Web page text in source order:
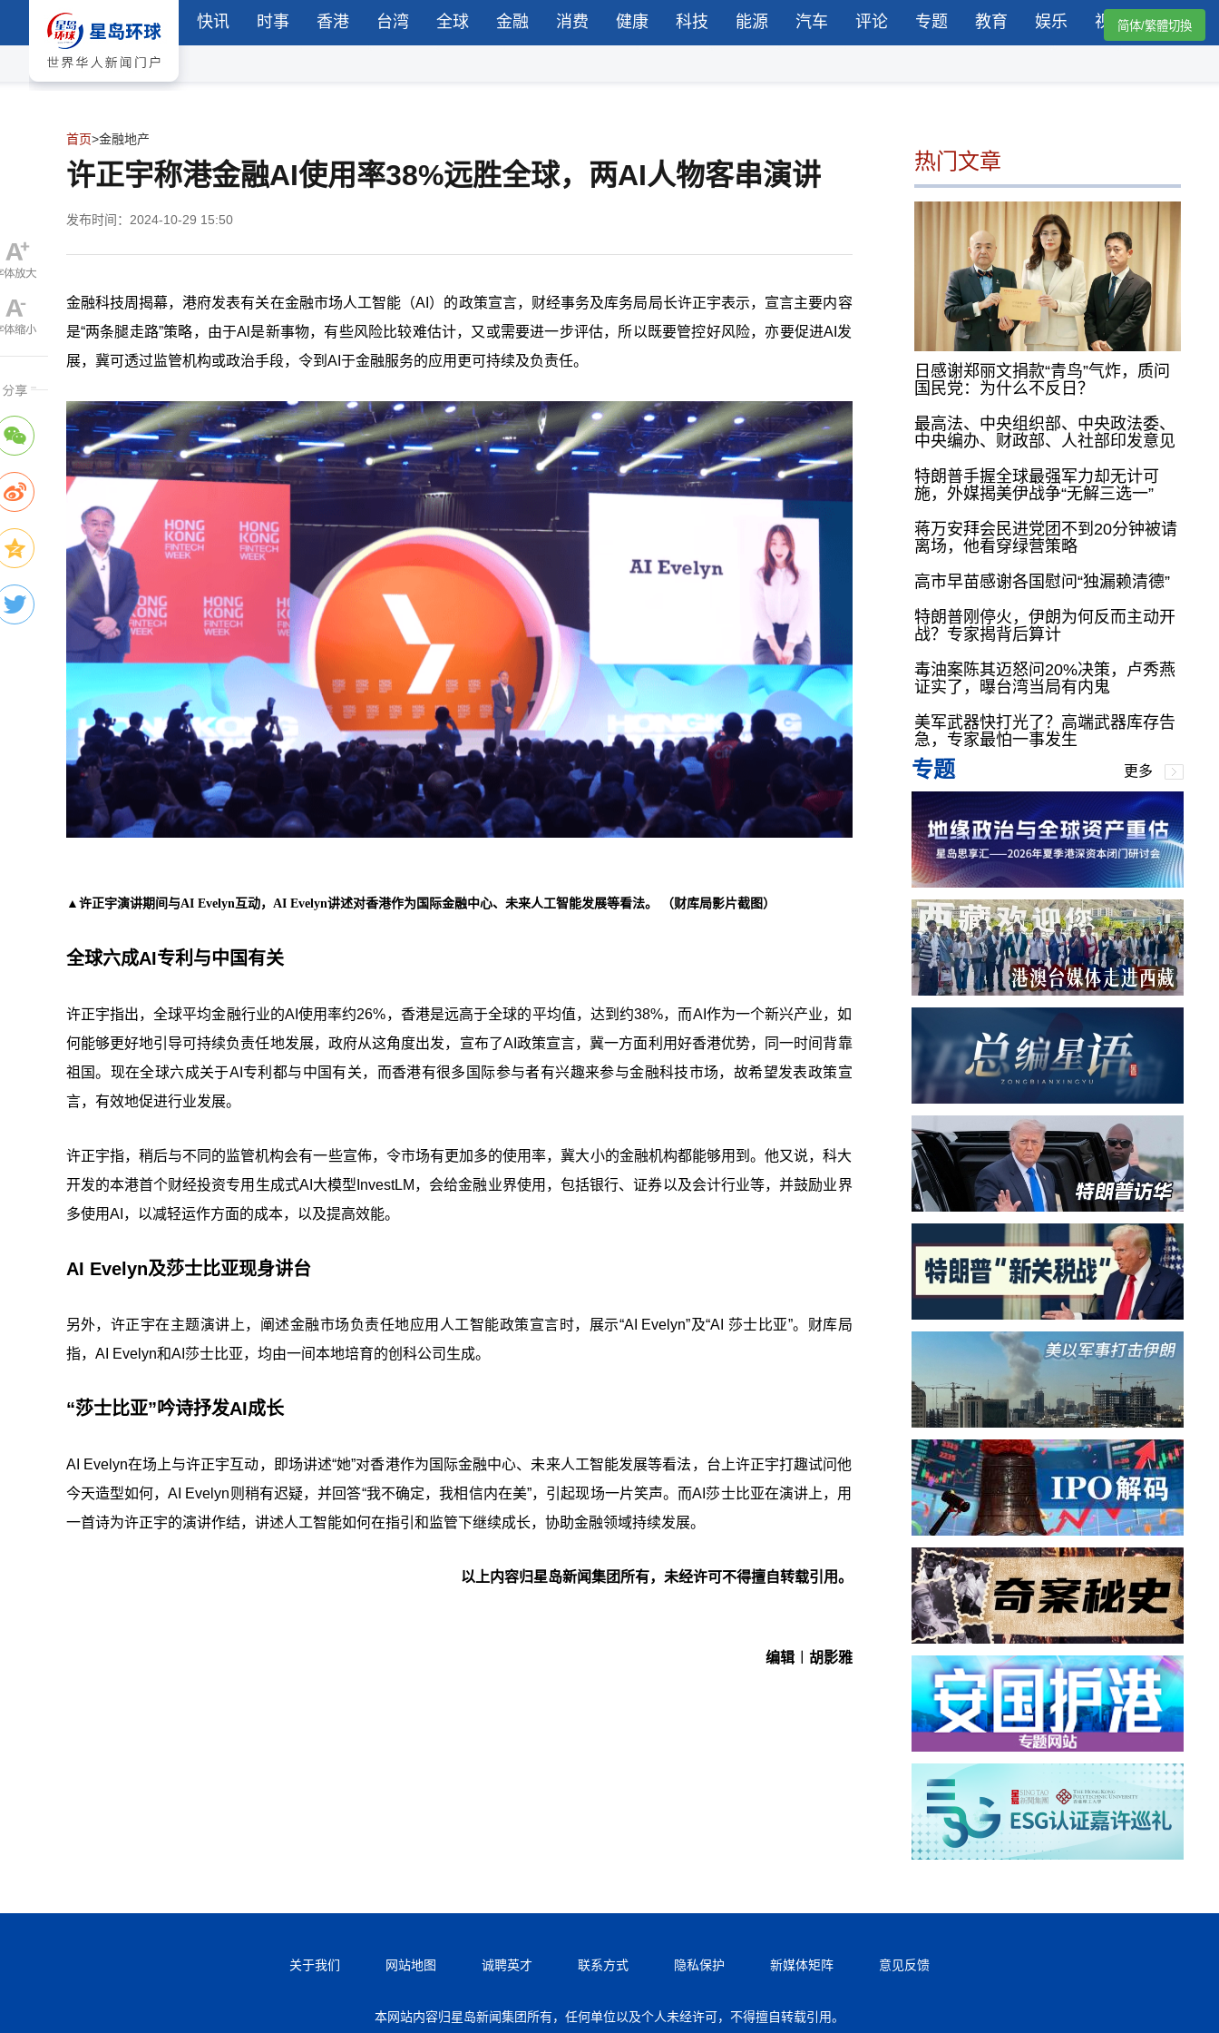
快讯 时事 香港 台湾 全球 金融 消费 健康 科技 能源 汽车 评论 专题 教育 娱乐 视频简体/繁體切換
首页>金融地产
许正宇称港金融AI使用率38%远胜全球，两AI人物客串演讲
发布时间：2024-10-29 15:50
金融科技周揭幕，港府发表有关在金融市场人工智能（AI）的政策宣言，财经事务及库务局局长许正宇表示，宣言主要内容
是“两条腿走路”策略，由于Al是新事物，有些风险比较难估计，又或需要进一步评估，所以既要管控好风险，亦要促进AI发
展，冀可透过监管机构或政治手段，令到AI于金融服务的应用更可持续及负责任。
▲许正宇演讲期间与AI Evelyn互动，AI Evelyn讲述对香港作为国际金融中心、未来人工智能发展等看法。 （财库局影片截图）
全球六成AI专利与中国有关
许正宇指出，全球平均金融行业的AI使用率约26%，香港是远高于全球的平均值，达到约38%，而AI作为一个新兴产业，如
何能够更好地引导可持续负责任地发展，政府从这角度出发，宣布了AI政策宣言，冀一方面利用好香港优势，同一时间背靠
祖国。现在全球六成关于AI专利都与中国有关，而香港有很多国际参与者有兴趣来参与金融科技市场，故希望发表政策宣
言，有效地促进行业发展。
许正宇指，稍后与不同的监管机构会有一些宣佈，令市场有更加多的使用率，冀大小的金融机构都能够用到。他又说，科大
开发的本港首个财经投资专用生成式AI大模型InvestLM，会给金融业界使用，包括银行、证券以及会计行业等，并鼓励业界
多使用AI，以减轻运作方面的成本，以及提高效能。
AI Evelyn及莎士比亚现身讲台
另外，许正宇在主题演讲上，阐述金融市场负责任地应用人工智能政策宣言时，展示“AI Evelyn”及“AI 莎士比亚”。财库局
指，AI Evelyn和AI莎士比亚，均由一间本地培育的创科公司生成。
“莎士比亚”吟诗抒发AI成长
AI Evelyn在场上与许正宇互动，即场讲述“她”对香港作为国际金融中心、未来人工智能发展等看法，台上许正宇打趣试问他
今天造型如何，AI Evelyn则稍有迟疑，并回答“我不确定，我相信内在美”，引起现场一片笑声。而AI莎士比亚在演讲上，用
一首诗为许正宇的演讲作结，讲述人工智能如何在指引和监管下继续成长，协助金融领域持续发展。
以上内容归星岛新闻集团所有，未经许可不得擅自转载引用。
编辑︱胡影雅
热门文章
日感谢郑丽文捐款“青鸟”气炸，质问
国民党：为什么不反日？
最高法、中央组织部、中央政法委、
中央编办、财政部、人社部印发意见
特朗普手握全球最强军力却无计可
施，外媒揭美伊战争“无解三选一”
蒋万安拜会民进党团不到20分钟被请
离场，他看穿绿营策略
高市早苗感谢各国慰问“独漏赖清德”
特朗普刚停火，伊朗为何反而主动开
战？专家揭背后算计
毒油案陈其迈怒问20%决策，卢秀燕
证实了，曝台湾当局有内鬼
美军武器快打光了？高端武器库存告
急，专家最怕一事发生
专题 更多
关于我们 网站地图 诚聘英才 联系方式 隐私保护 新媒体矩阵 意见反馈
本网站内容归星岛新闻集团所有，任何单位以及个人未经许可，不得擅自转载引用。